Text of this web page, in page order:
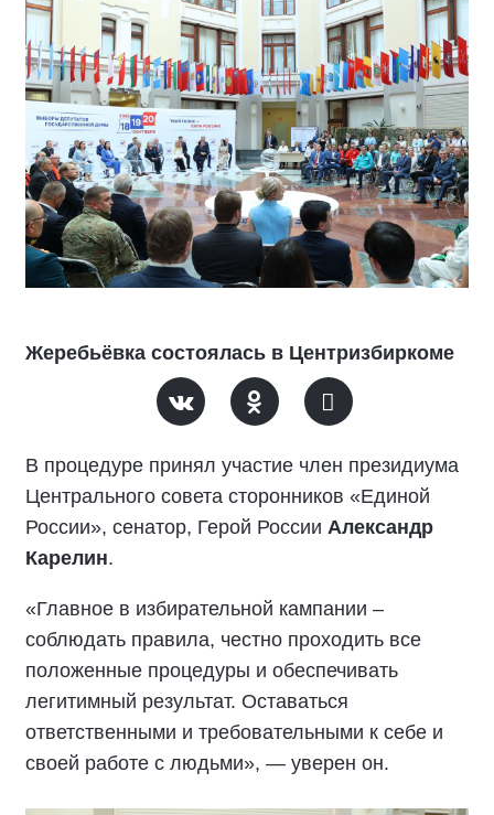
Жеребьёвка состоялась в Центризбиркоме
В процедуре принял участие член президиума
Центрального совета сторонников «Единой
России», сенатор, Герой России Александр
Карелин.
«Главное в избирательной кампании –
соблюдать правила, честно проходить все
положенные процедуры и обеспечивать
легитимный результат. Оставаться
ответственными и требовательными к себе и
своей работе с людьми», — уверен он.